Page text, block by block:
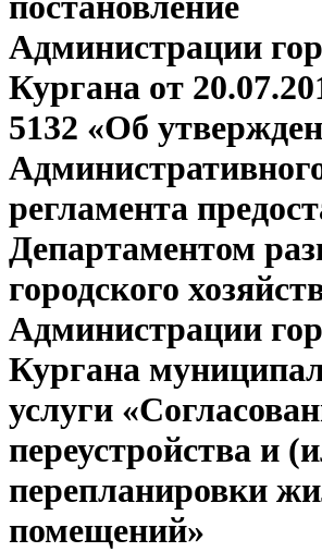
Администрации
Кургана от
5132 «Об
регламента
Департаментом
городского
Администрации
Кургана
услуги
переустройства и
перепланировки
помещений»